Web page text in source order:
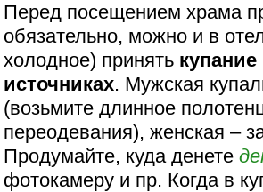
Перед посещением храма
обязательно, можно и в
холодное) принять
источниках. Мужская
(возьмите длинное
переодевания), женская –
Продумайте, куда денете
фотокамеру и пр. Когда в